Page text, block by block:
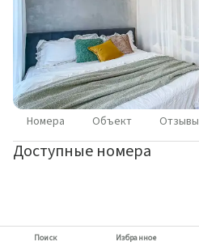
Номера Объект Отзывы
Доступные номера
Поиск Избранное